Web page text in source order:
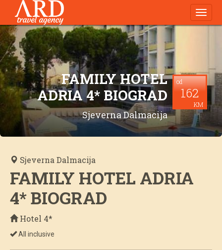
FAMILY HOTEL
ADRIA 4* BIOGRAD
Sjeverna Dalmacija
od
162
KM
Sjeverna Dalmacija
FAMILY HOTEL ADRIA
4* BIOGRAD
Hotel 4*
All inclusive